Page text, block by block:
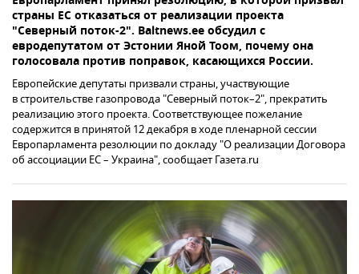
страны ЕС отказаться от реализации проекта
"Северный поток-2". Baltnews.ee обсудил с
евродепутатом от Эстонии Яной Тоом, почему она
голосовала против поправок, касающихся России.
Европейские депутаты призвали страны, участвующие
в строительстве газопровода "Северный поток–2", прекратить
реализацию этого проекта. Соответствующее пожелание
содержится в принятой 12 декабря в ходе пленарной сессии
Европарламента резолюции по докладу "О реализации Договора
об ассоциации ЕС – Украина", сообщает Газета.ru